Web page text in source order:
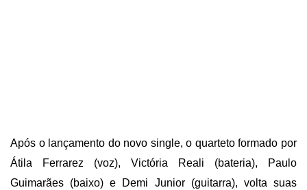
Após o lançamento do novo single, o quarteto formado por
Átila Ferrarez (voz), Victória Reali (bateria), Paulo
Guimarães (baixo) e Demi Junior (guitarra), volta suas